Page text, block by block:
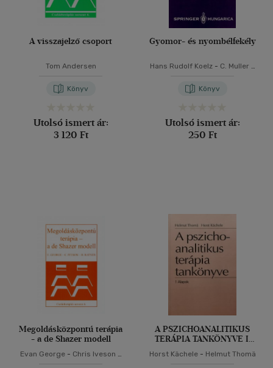
A visszajelző csoport
Tom Andersen
Könyv
Utolsó ismert ár:
3 120 Ft
Gyomor- és nyombélfekély
Hans Rudolf Koelz - C. Muller -
Könyv
Utolsó ismert ár:
250 Ft
Megoldásközpontú terápia
- a de Shazer modell
Evan George - Chris Iveson -
A PSZICHOANALITIKUS
TERÁPIA TANKÖNYVE I.
Horst Kächele- Helmut Thomä